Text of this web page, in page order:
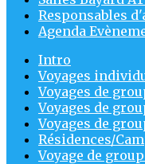
Responsables
Agenda
Intro
Voyages
Voyages de
Voyages de
Voyages de
Résidences/
Voyage de